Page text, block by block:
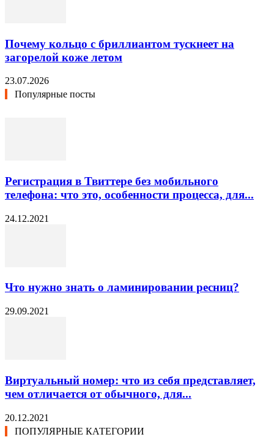
Почему кольцо с бриллиантом тускнеет на
загорелой коже летом
23.07.2026
Популярные посты
Регистрация в Твиттере без мобильного
телефона: что это, особенности процесса, для...
24.12.2021
Что нужно знать о ламинировании ресниц?
29.09.2021
Виртуальный номер: что из себя представляет,
чем отличается от обычного, для...
20.12.2021
ПОПУЛЯРНЫЕ КАТЕГОРИИ